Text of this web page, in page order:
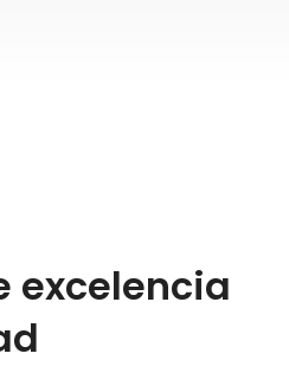
excelencia